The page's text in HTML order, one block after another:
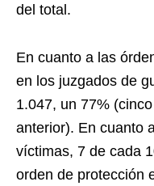
del total.
En cuanto a las
en los juzgados de
1.047, un 77%
anterior). En cuanto
víctimas, 7 de cada
orden de protección